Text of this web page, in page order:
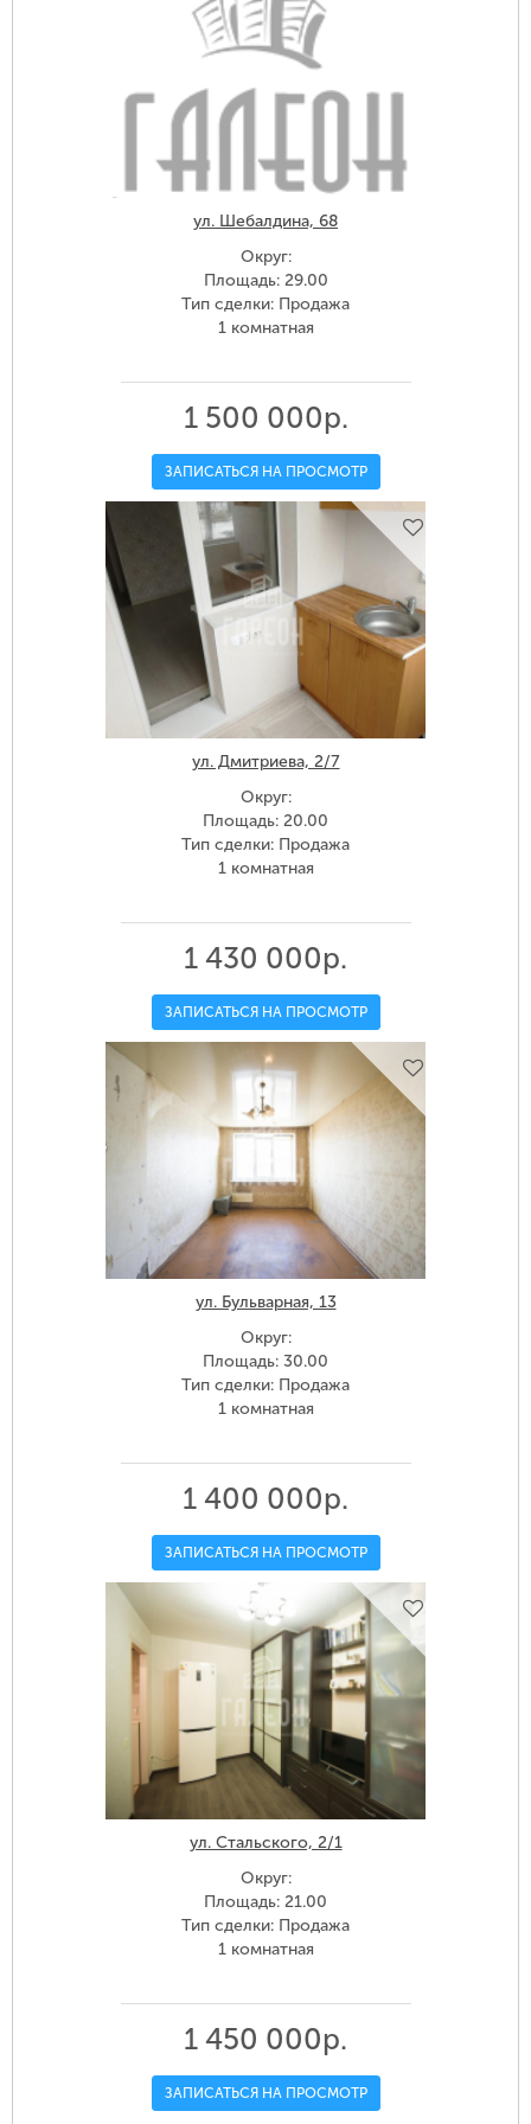
ул. Шебалдина, 68
Округ:
Площадь: 29.00
Тип сделки: Продажа
1 комнатная
1 500 000р.
ЗАПИСАТЬСЯ НА ПРОСМОТР
ул. Дмитриева, 2/7
Округ:
Площадь: 20.00
Тип сделки: Продажа
1 комнатная
1 430 000р.
ЗАПИСАТЬСЯ НА ПРОСМОТР
ул. Бульварная, 13
Округ:
Площадь: 30.00
Тип сделки: Продажа
1 комнатная
1 400 000р.
ЗАПИСАТЬСЯ НА ПРОСМОТР
ул. Стальского, 2/1
Округ:
Площадь: 21.00
Тип сделки: Продажа
1 комнатная
1 450 000р.
ЗАПИСАТЬСЯ НА ПРОСМОТР